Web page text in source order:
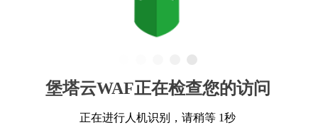
堡塔云WAF正在检查您的访问
正在进行人机识别，请稍等 1秒